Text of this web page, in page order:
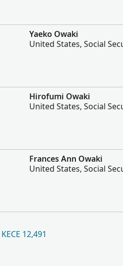
Yaeko Owaki
United States, Social
Hirofumi Owaki
United States, Social
Frances Ann Owaki
United States, Social
12,491